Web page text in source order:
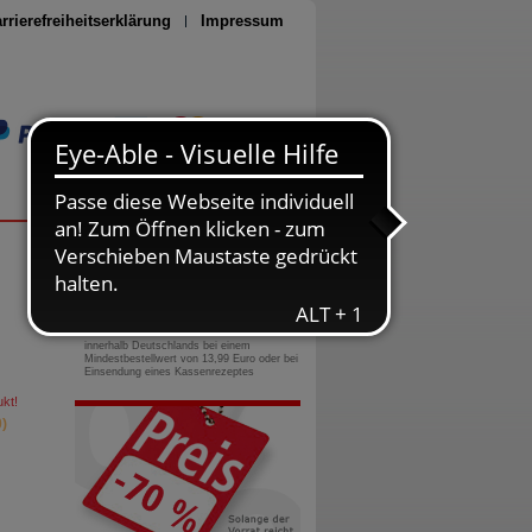
Impressum
Seite drucken
0800-10 11 422
gebührenfreie Rufnummer
innerhalb Deutschlands bei einem
Mindestbestellwert von 13,99 Euro oder bei
Einsendung eines Kassenrezeptes